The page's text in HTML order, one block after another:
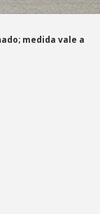
medida vale a